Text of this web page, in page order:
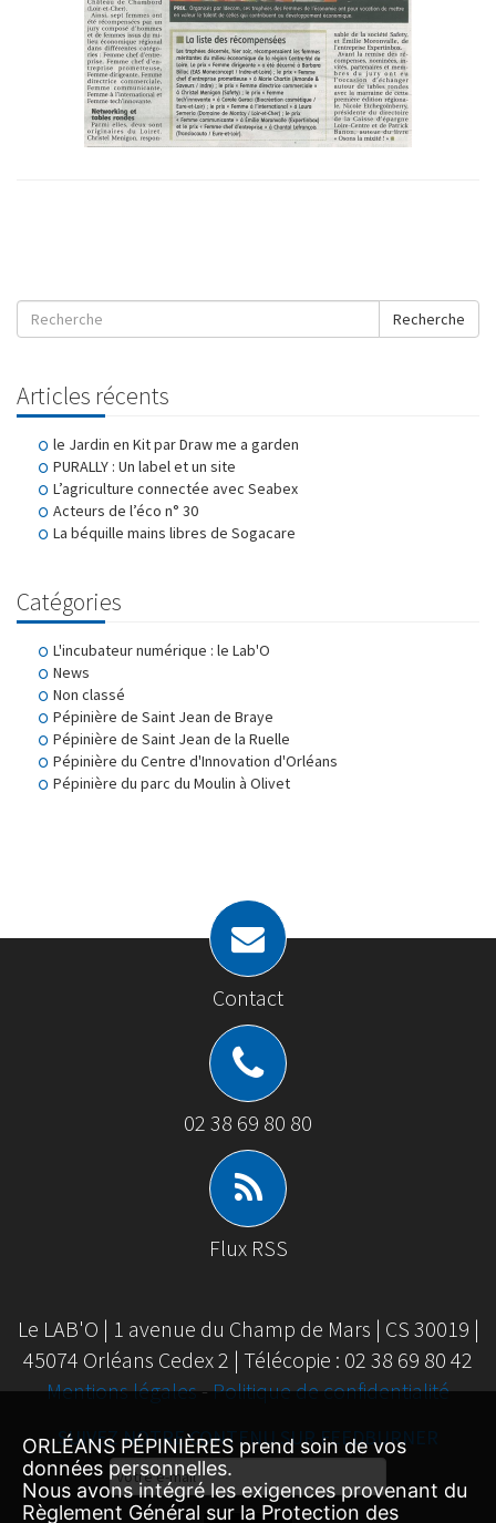
Recherche
Articles récents
le Jardin en Kit par Draw me a garden
PURALLY : Un label et un site
L’agriculture connectée avec Seabex
Acteurs de l’éco n° 30
La béquille mains libres de Sogacare
Catégories
L'incubateur numérique : le Lab'O
News
Non classé
Pépinière de Saint Jean de Braye
Pépinière de Saint Jean de la Ruelle
Pépinière du Centre d'Innovation d'Orléans
Pépinière du parc du Moulin à Olivet
Contact
02 38 69 80 80
Flux RSS
Le LAB'O | 1 avenue du Champ de Mars | CS 30019 |
45074 Orléans Cedex 2 | Télécopie : 02 38 69 80 42
Mentions légales-Politique de confidentialité
SUIVEZ NOTRE CONTENU SUR FEEDBURNER
Email
Subscription
ORLÉANS PÉPINIÈRES prend soin de vos
données personnelles.
Nous avons intégré les exigences provenant du
Règlement Général sur la Protection des